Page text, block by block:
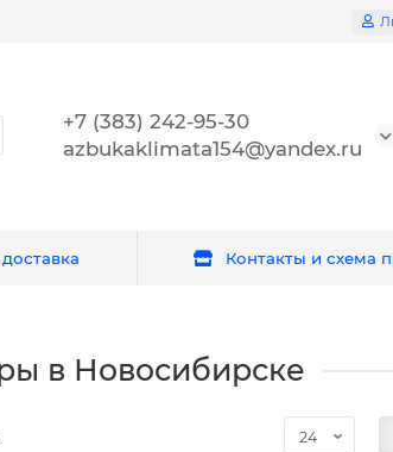
+7 (383) 242-95-30
azbukaklimata154@yandex.ru
Контакты и схема
в Новосибирске